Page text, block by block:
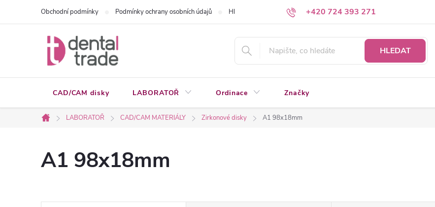
+420 724 393 271
Obchodní podmínky Podmínky ochrany osobních údajů Hledáte a nenacházíte? Napište nám
HLEDAT
CAD/CAM disky LABORATOŘ Ordinace Značky
Domů
LABORATOŘ CAD/CAM MATERIÁLY Zirkonové disky A1 98x18mm
A1 98x18mm